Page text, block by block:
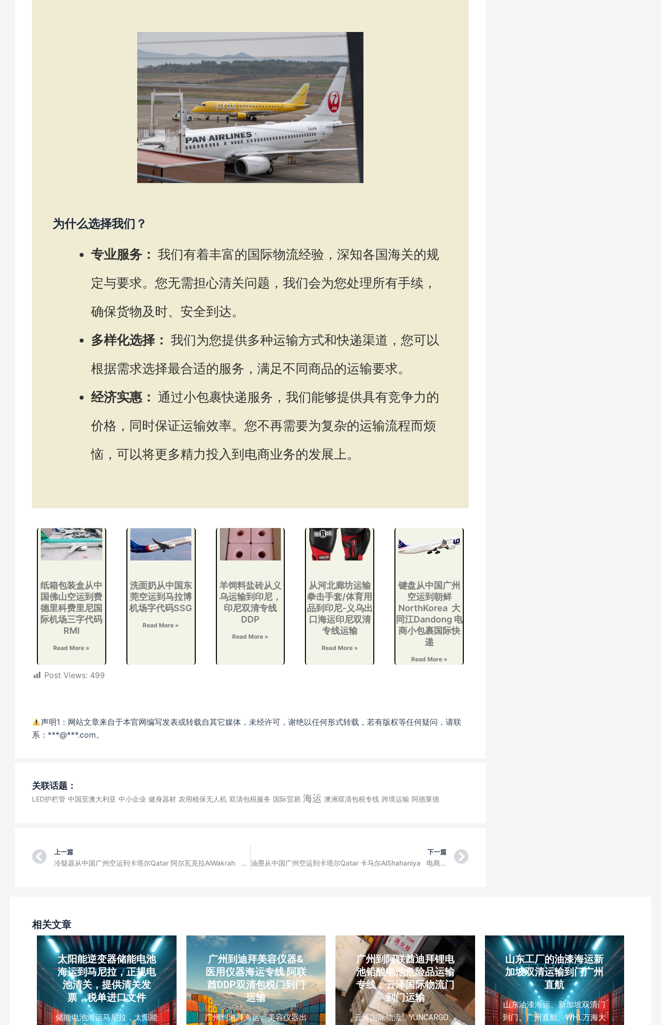
为什么选择我们？
专业服务： 我们有着丰富的国际物流经验，深知各国海关的规
定与要求。您无需担心清关问题，我们会为您处理所有手续，
确保货物及时、安全到达。
多样化选择： 我们为您提供多种运输方式和快递渠道，您可以
根据需求选择最合适的服务，满足不同商品的运输要求。
经济实惠： 通过小包裹快递服务，我们能够提供具有竞争力的
价格，同时保证运输效率。您不再需要为复杂的运输流程而烦
恼，可以将更多精力投入到电商业务的发展上。
纸箱包装盒从中
国佛山空运到费
德里科费里尼国
际机场三字代码
RMI
Read More »
洗面奶从中国东
莞空运到马拉博
机场字代码SSG
Read More »
羊饲料盐砖从义
乌运输到印尼，
印尼双清专线
DDP
Read More »
从河北廊坊运输
拳击手套/体育用
品到印尼-义乌出
口海运印尼双清
专线运输
Read More »
键盘从中国广州
空运到朝鲜
NorthKorea 大
同江Dandong 电
商小包裹国际快
递
Read More »
Post Views: 499
声明1：网站文章来自于本官网编写发表或转载自其它媒体，未经许可，谢绝以任何形式转载，若有版权等任何疑问，请联
系：***@***.com。
关联话题：
LED护栏管 中国至澳大利亚 中小企业 健身器材 农用植保无人机 双清包税服务 国际贸易 海运 澳洲双清包税专线 跨境运输 阿德莱德
Prev
上一篇
冷疑器从中国广州空运到卡塔尔Qatar 阿尔瓦克拉AlWakrah 电商小包裹国际快递
下一篇
油墨从中国广州空运到卡塔尔Qatar 卡马尔AlShahaniya 电商小包裹国际快递
相关文章
太阳能逆变器储能电池
海运到马尼拉，正规电
池清关，提供清关发
票，税单进口文件
储能电池海运马尼拉，太阳能
广州到迪拜美容仪器&
医用仪器海运专线 阿联
酋DDP双清包税门到门
运输
广州到迪拜海运、美容仪器出
广州到阿联酋迪拜锂电
池铅酸电池危险品运输
专线，云泽国际物流门
到门运输
云泽国际物流、YUNCARGO、
山东工厂的油漆海运新
加坡双清运输到门广州
直航
山东油漆海运、新加坡双清门
到门、广州直航、WHL万海大